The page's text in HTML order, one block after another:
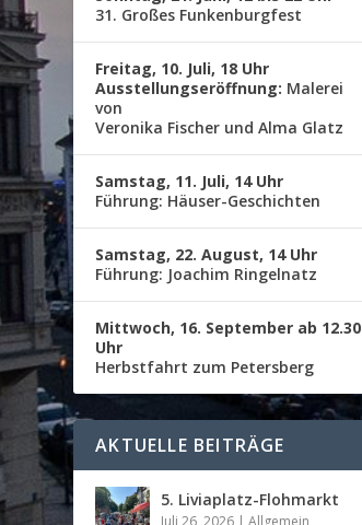
31. Großes Funkenburgfest
Freitag, 10. Juli, 18 Uhr
Ausstellungseröffnung: Malerei
von
Veronika Fischer und Alma Glatz
Samstag, 11. Juli, 14 Uhr
Führung: Häuser-Geschichten
Samstag, 22. August, 14 Uhr
Führung: Joachim Ringelnatz
Mittwoch, 16. September ab 12.30
Uhr
Herbstfahrt zum Petersberg
AKTUELLE BEITRÄGE
5. Liviaplatz-Flohmarkt
Juli 26, 2026 |Allgemein,